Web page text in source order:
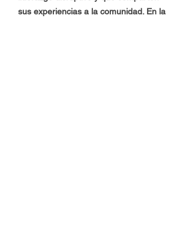
sus experiencias a la comunidad. En la